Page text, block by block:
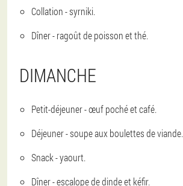
Collation - syrniki.
Dîner - ragoût de poisson et thé.
DIMANCHE
Petit-déjeuner - œuf poché et café.
Déjeuner - soupe aux boulettes de viande.
Snack - yaourt.
Dîner - escalope de dinde et kéfir.